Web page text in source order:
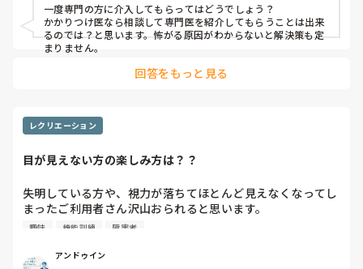
車椅子は禁止されています。
皆様ならどうやって歩行介助しますか？ちなみに手すりはあ
りません。シルバーカーは後ろに重心がいってしまい尻餅を
一度専門の方に介入してもらってはどうでしょう？
かかりつけ医なら相談して専門医を紹介してもらうことは出来
るのでは？と思います。怖がる原因がわからないと解決策も定
まりません。
回答をもっと見る
レクリエーション
目が見えない方の楽しみ方は？？
失明している方や、視力が落ちてほとんど見えなくなってし
まったご利用者さん沢山おられると思います。
か？？
趣味 機能訓練 障害者
アンドゥイン